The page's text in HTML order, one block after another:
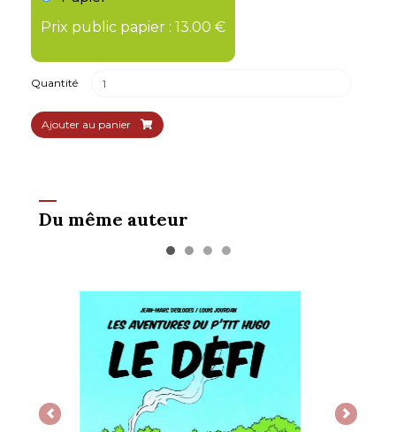
Prix public papier : 13.00 €
Quantité
Ajouter au panier
Du même auteur
Previous Next